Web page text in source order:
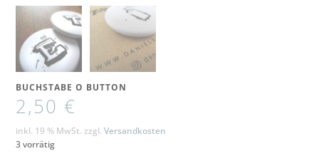
BUCHSTABE O BUTTON
2,50 €
inkl. 19 % MwSt. zzgl.Versandkosten
3 vorrätig